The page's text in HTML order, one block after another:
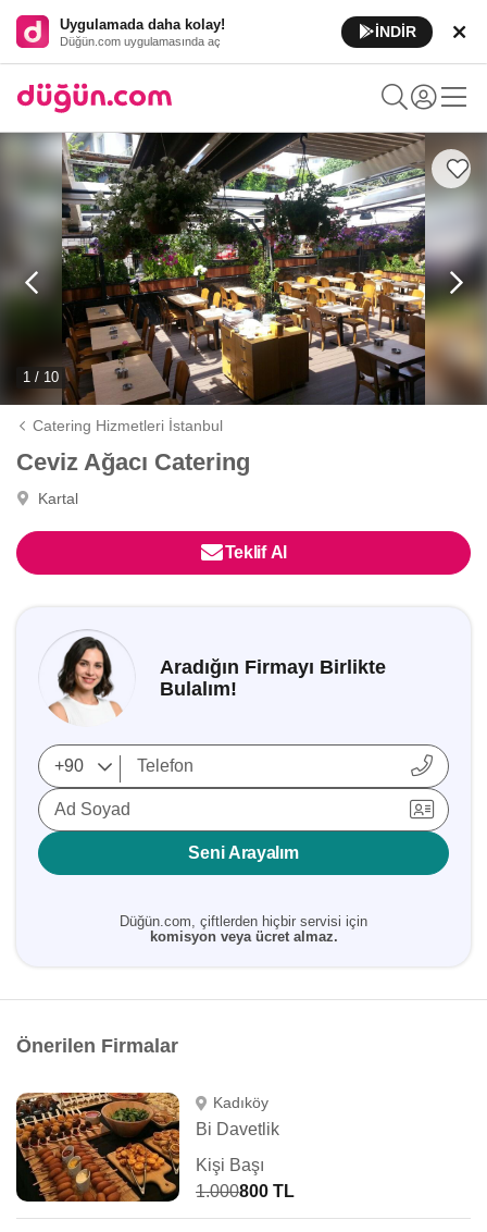
Uygulamada daha kolay!
Düğün.com uygulamasında aç
İNDİR
1 / 10
Catering Hizmetleri İstanbul
Ceviz Ağacı Catering
Kartal
Teklif Al
Aradığın Firmayı Birlikte
Bulalım!
Ad Soyad
Seni Arayalım
Düğün.com, çiftlerden hiçbir servisi için
komisyon veya ücret almaz.
Önerilen Firmalar
Kadıköy
Bi Davetlik
Kişi Başı
1.000800 TL